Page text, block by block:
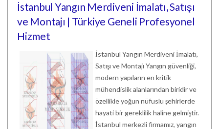
İstanbul Yangın Merdiveni İmalatı, Satışı
ve Montajı | Türkiye Geneli Profesyonel
Hizmet
İstanbul Yangın Merdiveni İmalatı,
Satışı ve Montajı Yangın güvenliği,
modern yapıların en kritik
mühendislik alanlarından biridir ve
özellikle yoğun nüfuslu şehirlerde
hayati bir gereklilik haline gelmiştir.
İstanbul merkezli firmamız, yangın